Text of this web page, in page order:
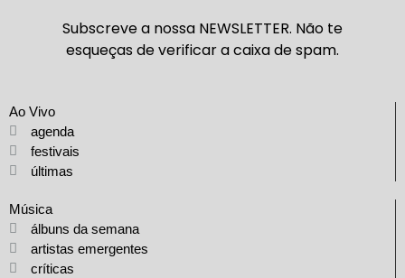
Subscreve a nossa NEWSLETTER. Não te
esqueças de verificar a caixa de spam.
Ao Vivo
agenda
festivais
últimas
Música
álbuns da semana
artistas emergentes
críticas